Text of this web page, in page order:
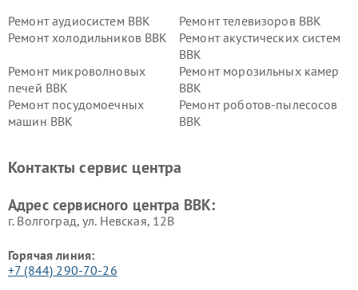
Ремонт аудиосистем BBK
Ремонт телевизоров BBK
Ремонт холодильников BBK
Ремонт акустических систем
BBK
Ремонт микроволновых
печей BBK
Ремонт морозильных камер
BBK
Ремонт посудомоечных
машин BBK
Ремонт роботов-пылесосов
BBK
Ремонт винных шкафов BBK
Контакты сервис центра
Адрес сервисного центра BBK:
г. Волгоград, ул. Невская, 12В
Горячая линия:
+7 (844) 290-70-26